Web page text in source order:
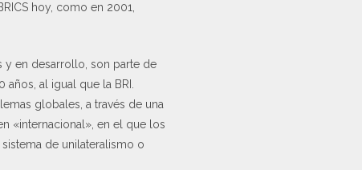
hoy, como en 2001,
y en desarrollo, son parte de
al igual que la BRI.
globales, a través de una
«internacional», en el que los
de unilateralismo o